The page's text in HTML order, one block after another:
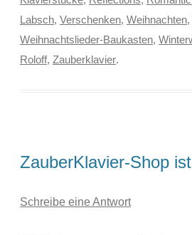
Labsch, Verschenken, Weihnachten,
Weihnachtslieder-Baukasten,
Roloff, Zauberklavier.
ZauberKlavier-Shop
Schreibe eine Antwort